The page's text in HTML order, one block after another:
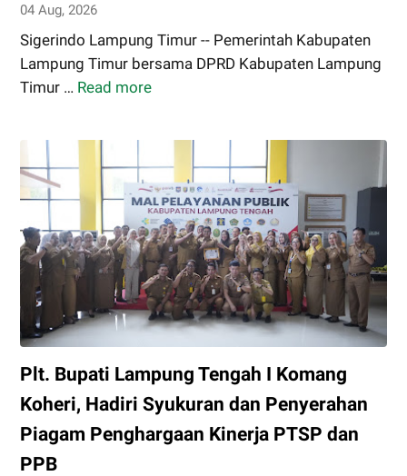
04 Aug, 2026
Sigerindo Lampung Timur -- Pemerintah Kabupaten
Lampung Timur bersama DPRD Kabupaten Lampung
Timur … Read more
DPRD
Timur
Sepakati
KUA-
PPAS
APBD
2027,
Perkuat
Sinergi
untuk
Pembangunan
yang
Berkelanjutan
Plt. Bupati Lampung Tengah I Komang
Koheri, Hadiri Syukuran dan Penyerahan
Piagam Penghargaan Kinerja PTSP dan
PPB